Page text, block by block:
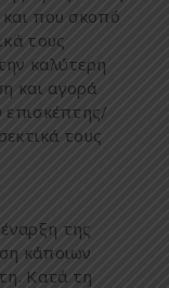
και που σκοπό
τους
καλύτερη
και αγορά
επισκέπτης/
τους
έναρξη της
κάποιων
. Κατά τη